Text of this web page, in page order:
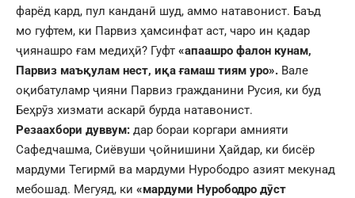
фарёд кард, пул канданӣ шуд, аммо натавонист. Баъд
мо гуфтем, ки Парвиз ҳамсинфат аст, чаро ин қадар
ҷиянашро ғам медиҳӣ? Гуфт «апаашро фалон кунам,
Парвиз маъқулам нест, иқа ғамаш тиям уро». Вале
оқибатуламр ҷияни Парвиз гражданини Русия, ки буд
Беҳрӯз хизмати аскарӣ бурда натавонист.
Резаахбори дуввум: дар бораи коргари амнияти
Сафедчашма, Сиёвуши ҷойнишини Ҳайдар, ки бисёр
мардуми Тегирмӣ ва мардуми Нурободро азият мекунад
мебошад. Мегуяд, ки «мардуми Нурободро дӯст